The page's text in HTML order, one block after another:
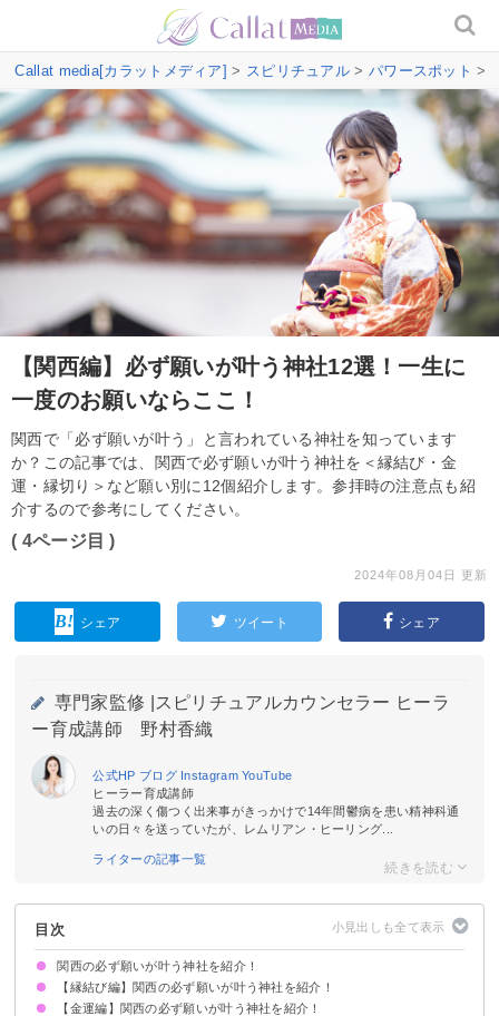
Callat media[カラットメディア] > スピリチュアル > パワースポット >
【関西編】必ず願いが叶う神社12選！一生に
一度のお願いならここ！
関西で「必ず願いが叶う」と言われている神社を知っています
か？この記事では、関西で必ず願いが叶う神社を＜縁結び・金
運・縁切り＞など願い別に12個紹介します。参拝時の注意点も紹
介するので参考にしてください。
( 4ページ目 )
2024年08月04日 更新
シェア ツイート シェア
専門家監修 |
スピリチュアルカウンセラー ヒーラ
ー育成講師 野村香織
公式HP ブログ InstagramYouTube
ヒーラー育成講師
過去の深く傷つく出来事がきっかけで14年間鬱病を患い精神科通
いの日々を送っていたが、レムリアン・ヒーリング...
ライターの記事一覧
目次
関西の必ず願いが叶う神社を紹介！
【縁結び編】関西の必ず願いが叶う神社を紹介！
①八坂神社：京都府
②住吉大社：大阪府
③談山神社：奈良県
【金運編】関西の必ず願いが叶う神社を紹介！